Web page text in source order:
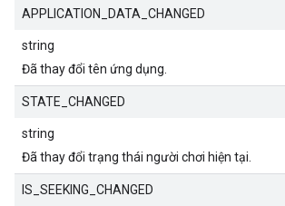
APPLICATION_DATA_CHANGED
string
Đã thay đổi tên ứng dụng.
STATE_CHANGED
string
Đã thay đổi trạng thái người chơi hiện tại.
IS_SEEKING_CHANGED